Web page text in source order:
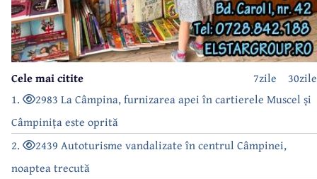
30zile
7zile
Cele mai citite
1.
2983 La Câmpina, furnizarea apei în cartierele Muscel și
Câmpinița este oprită
2.
2439 Autoturisme vandalizate în centrul Câmpinei,
noaptea trecută